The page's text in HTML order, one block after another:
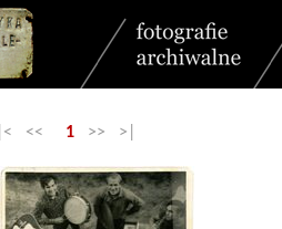
|< << 1 >> >|